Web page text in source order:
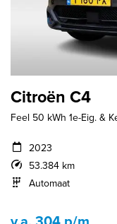
Citroën C4
Feel 50 kWh 1e-Eig. &
2023
53.384 km
Automaat